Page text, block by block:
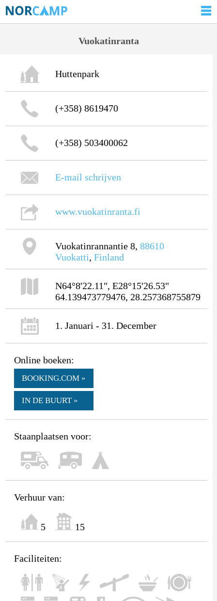
Vuokatinranta
Huttenpark
(+358) 8619470
(+358) 503400062
E-mail schrijven
www.vuokatinranta.fi
Vuokatinrannantie 8, 88610
Vuokatti, Finland
N64°8'22.11", E28°15'26.53"
64.139473779476, 28.257368755879
1. Januari - 31. December
Online boeken:
BOOKING.COM »
IN DE BUURT »
Staanplaatsen voor:
Verhuur van:
5 15
Faciliteiten: